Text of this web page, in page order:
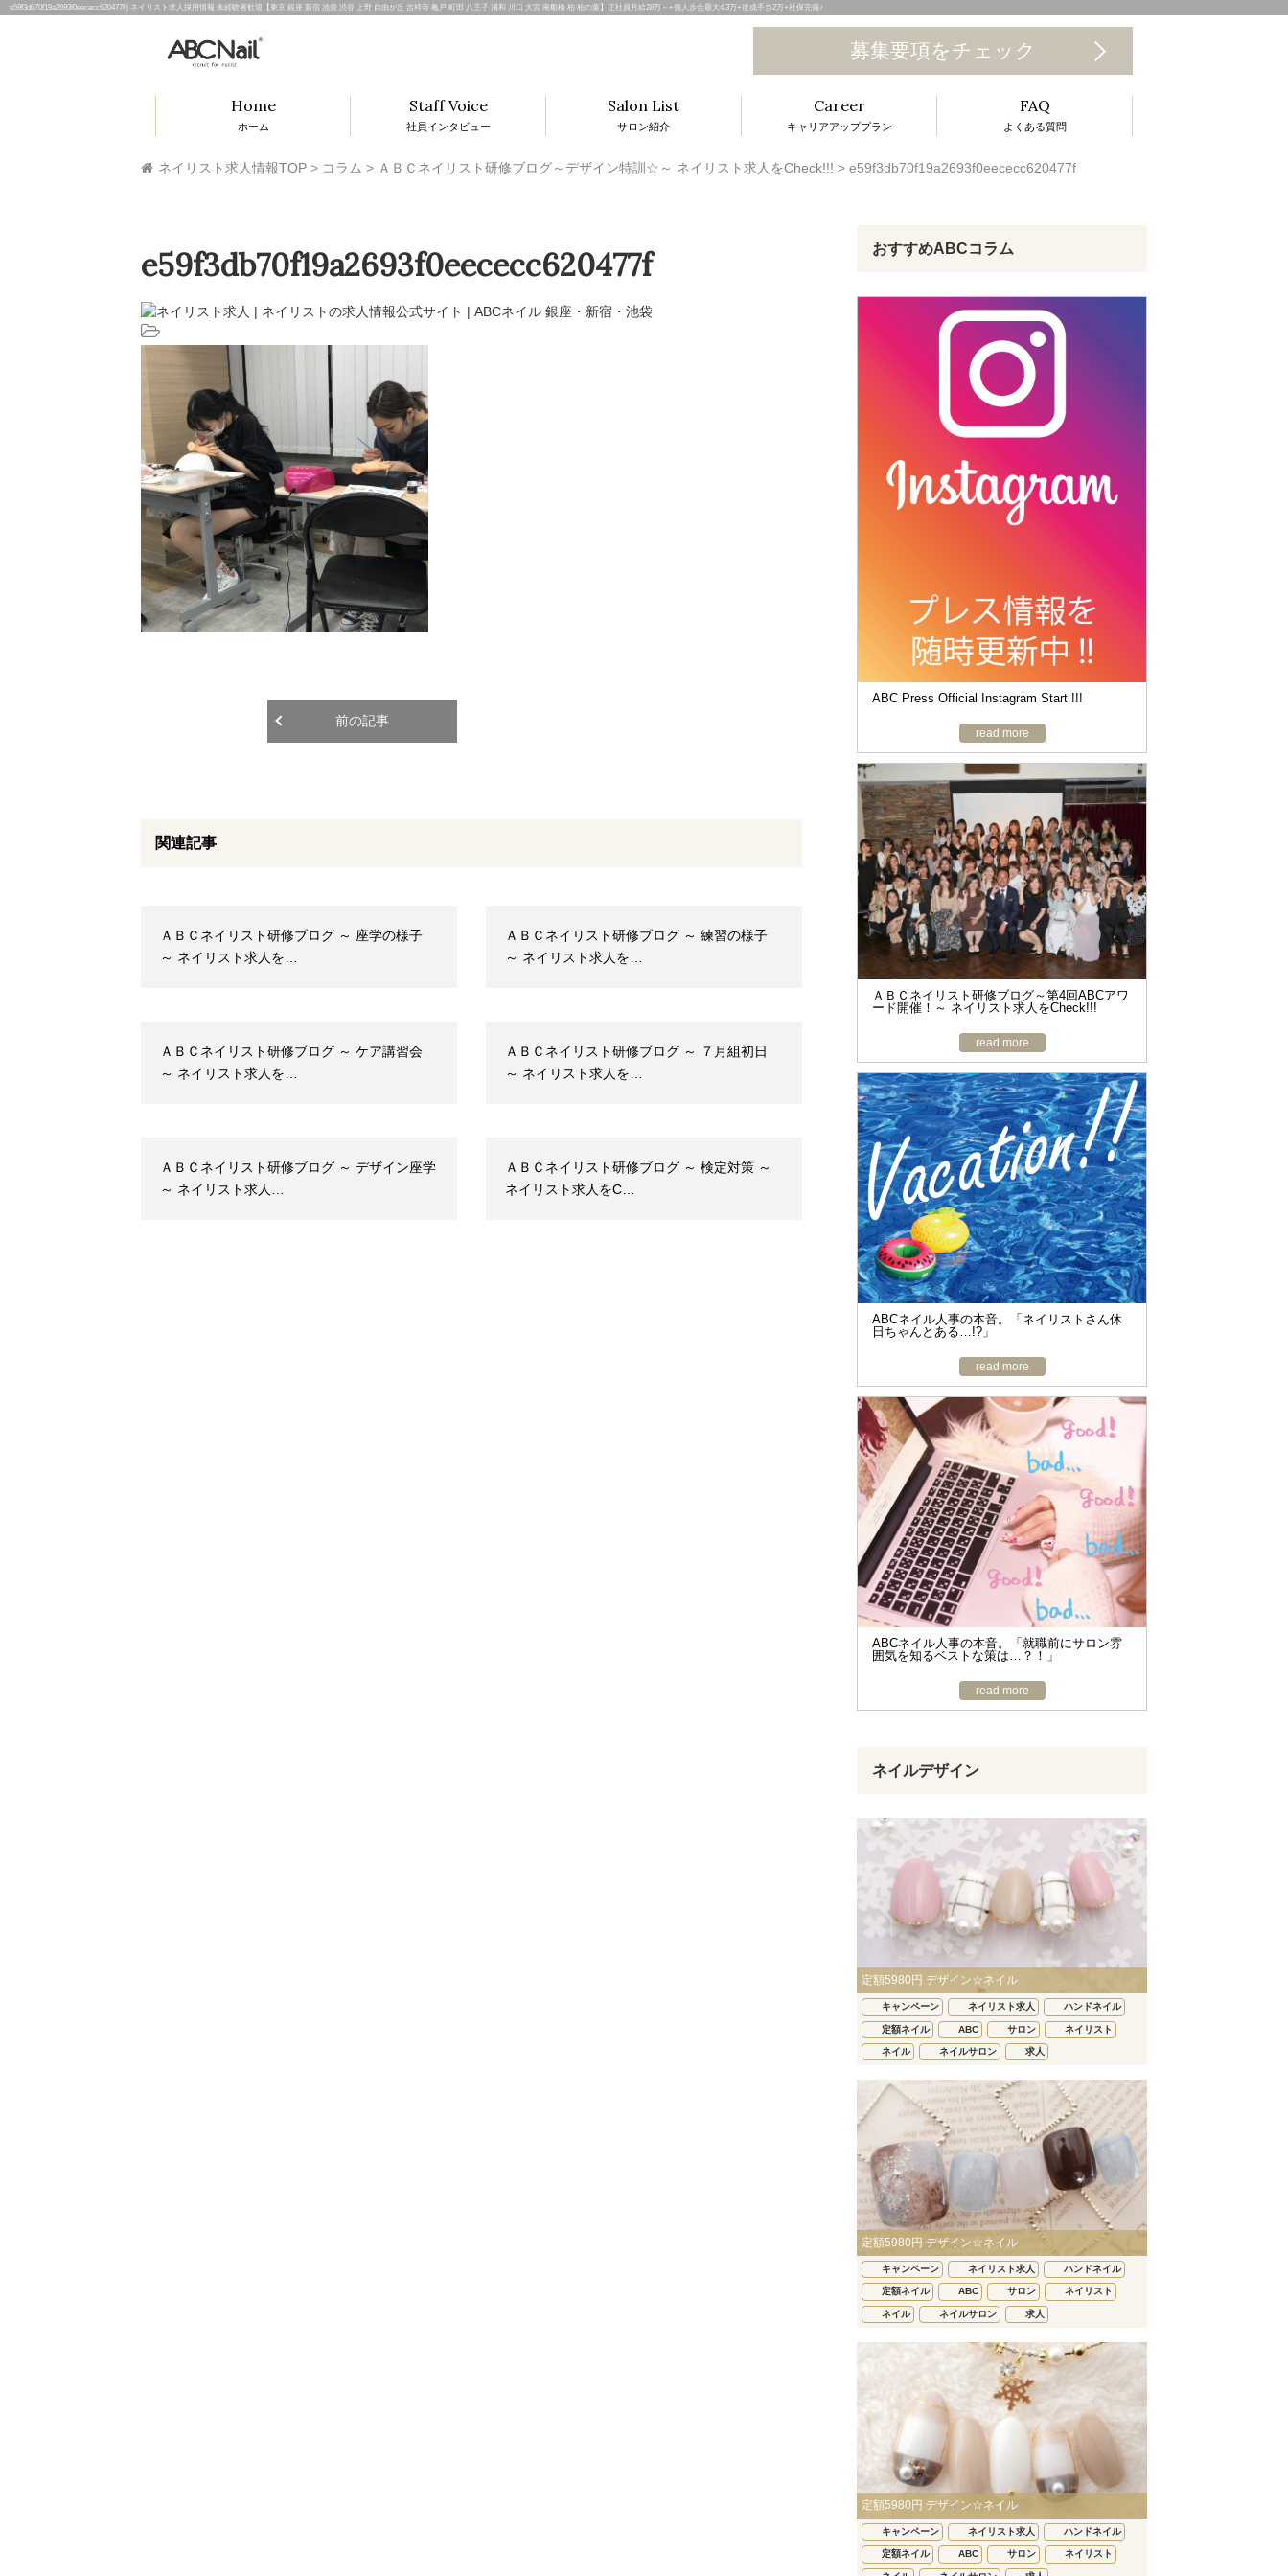
e59f3db70f19a2693f0eececc620477f | ネイリスト求人採用情報 未経験者歓迎【東京 銀座 新宿 池袋 渋谷 上野 自由が丘 吉祥寺 亀戸 町田 八王子 浦和 川口 大宮 南船橋 柏 柏の葉】正社員月給28万～+個人歩合最大4.3万+達成手当2万+社保完備♪
T
o
g
g
l
募集要項をチェック
Home
ホーム
Staff Voice
社員インタビュー
Salon List
サロン紹介
Career
キャリアアッププラン
FAQ
よくある質問
ネイリスト求人情報TOP > コラム > ＡＢＣネイリスト研修ブログ～デザイン特訓☆～ ネイリスト求人をCheck!!! > e59f3db70f19a2693f0eececc620477f
e59f3db70f19a2693f0eececc620477f
前の記事
関連記事
ＡＢＣネイリスト研修ブログ ～ 座学の様子
～ ネイリスト求人を…
ＡＢＣネイリスト研修ブログ ～ 練習の様子
～ ネイリスト求人を…
ＡＢＣネイリスト研修ブログ ～ ケア講習会
～ ネイリスト求人を…
ＡＢＣネイリスト研修ブログ ～ ７月組初日
～ ネイリスト求人を…
ＡＢＣネイリスト研修ブログ ～ デザイン座学
～ ネイリスト求人…
ＡＢＣネイリスト研修ブログ ～ 検定対策 ～
ネイリスト求人をC…
おすすめABCコラム
ABC Press Official Instagram Start !!!
read more
ＡＢＣネイリスト研修ブログ～第4回ABCアワ
ード開催！～ ネイリスト求人をCheck!!!
read more
ABCネイル人事の本音。「ネイリストさん休
日ちゃんとある…!?」
read more
ABCネイル人事の本音。「就職前にサロン雰
囲気を知るベストな策は…？！」
read more
ネイルデザイン
定額5980円 デザイン☆ネイル
キャンペーン ネイリスト求人 ハンドネイル
定額ネイル ABC サロン ネイリスト
ネイル ネイルサロン 求人
定額5980円 デザイン☆ネイル
キャンペーン ネイリスト求人 ハンドネイル
定額ネイル ABC サロン ネイリスト
ネイル ネイルサロン 求人
定額5980円 デザイン☆ネイル
キャンペーン ネイリスト求人 ハンドネイル
定額ネイル ABC サロン ネイリスト